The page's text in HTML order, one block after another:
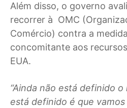
Além disso, o governo
recorrer à OMC
Comércio) contra a
concomitante aos
EUA.
“Ainda não está definido
está definido é que